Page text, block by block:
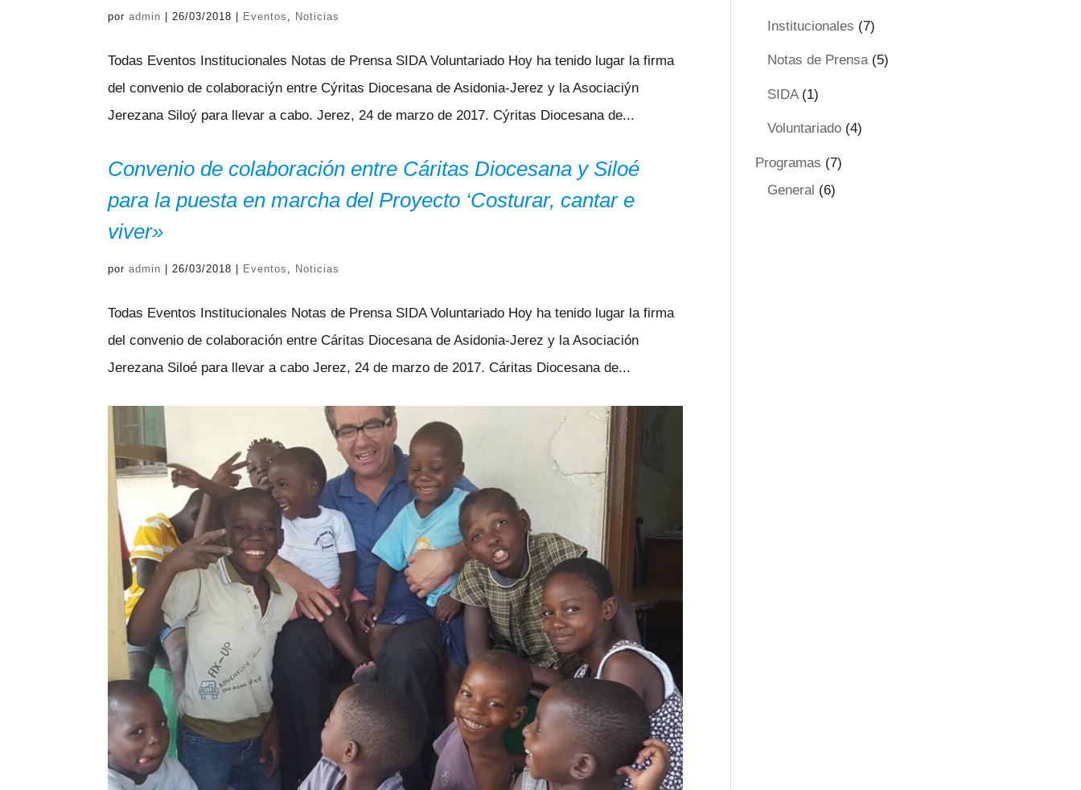
poradmin |26/03/2018 Eventos , Noticias
Todas Eventos Institucionales Notas de Prensa SIDA Voluntariado Hoy ha tenido lugar la firma
del convenio de colaboraciýn entre Cýritas Diocesana de Asidonia-Jerez y la Asociaciýn
Jerezana Siloý para llevar a cabo. Jerez, 24 de marzo de 2017. Cýritas Diocesana de...
Convenio de colaboración entre Cáritas Diocesana y Siloé
para la puesta en marcha del Proyecto ‘Costurar, cantar e
viver»
poradmin |26/03/2018 Eventos , Noticias
Todas Eventos Institucionales Notas de Prensa SIDA Voluntariado Hoy ha tenido lugar la firma
del convenio de colaboración entre Cáritas Diocesana de Asidonia-Jerez y la Asociación
Jerezana Siloé para llevar a cabo Jerez, 24 de marzo de 2017. Cáritas Diocesana de...
Institucionales (7)
Notas de Prensa(5)
SIDA(1)
Voluntariado(4)
Programas (7)
General (6)